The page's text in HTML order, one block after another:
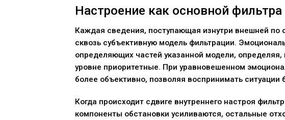
Настроение как основной
Каждая сведения, поступающая изнутри внешней по
сквозь субъективную модель фильтрации.
определяющих частей указанной модели, определяя,
уровне приоритетные. При уравновешенном
более объективно, позволяя воспринимать ситуации
Когда происходит сдвиге внутреннего настроя
компоненты обстановки усиливаются, остальные